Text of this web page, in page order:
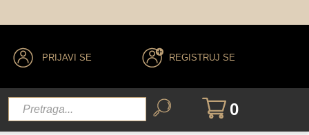
PRIJAVI SE REGISTRUJ SE
0